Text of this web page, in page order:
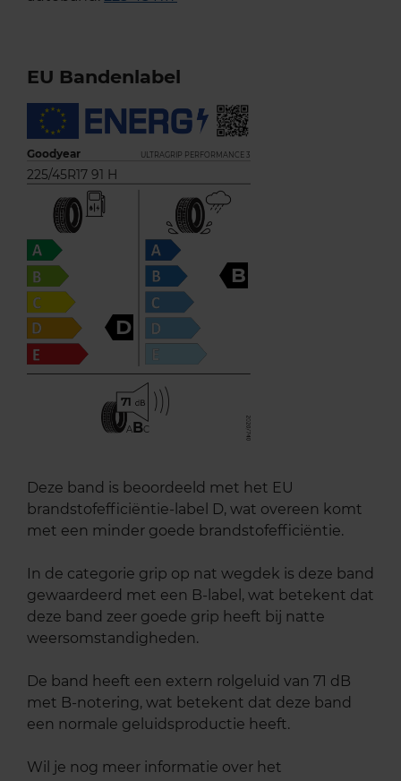
EU Bandenlabel
Goodyear ULTRAGRIP PERFORMANCE 3
225/45R17 91 H
D
B
71
ABC
Deze band is beoordeeld met het EU
brandstofefficiëntie-label D, wat overeen komt
met een minder goede brandstofefficiëntie.
In de categorie grip op nat wegdek is deze band
gewaardeerd met een B-label, wat betekent dat
deze band zeer goede grip heeft bij natte
weersomstandigheden.
De band heeft een extern rolgeluid van 71 dB
met B-notering, wat betekent dat deze band
een normale geluidsproductie heeft.
Wil je nog meer informatie over het